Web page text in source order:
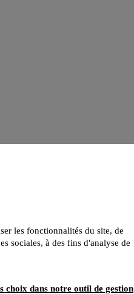
les fonctionnalités du site, de
sociales, à des fins d'analyse de
choix dans notre outil de gestion